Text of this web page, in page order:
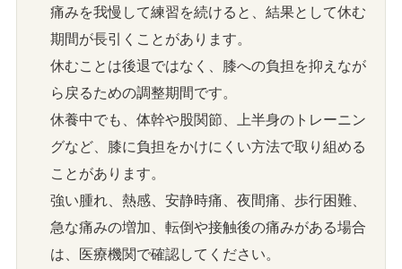
痛みを我慢して練習を続けると、結果として休む
期間が長引くことがあります。
休むことは後退ではなく、膝への負担を抑えなが
ら戻るための調整期間です。
休養中でも、体幹や股関節、上半身のトレーニン
グなど、膝に負担をかけにくい方法で取り組める
ことがあります。
強い腫れ、熱感、安静時痛、夜間痛、歩行困難、
急な痛みの増加、転倒や接触後の痛みがある場合
は、医療機関で確認してください。